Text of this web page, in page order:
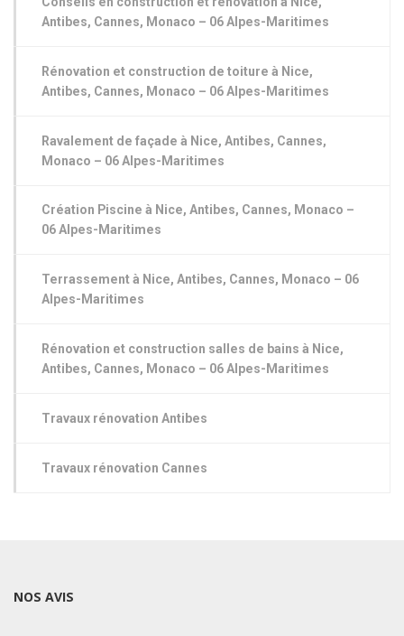
Antibes, Cannes, Monaco – 06 Alpes-Maritimes
Rénovation et construction de toiture à Nice,
Antibes, Cannes, Monaco – 06 Alpes-Maritimes
Ravalement de façade à Nice, Antibes, Cannes,
Monaco – 06 Alpes-Maritimes
Création Piscine à Nice, Antibes, Cannes, Monaco –
06 Alpes-Maritimes
Terrassement à Nice, Antibes, Cannes, Monaco – 06
Alpes-Maritimes
Rénovation et construction salles de bains à Nice,
Antibes, Cannes, Monaco – 06 Alpes-Maritimes
Travaux rénovation Antibes
Travaux rénovation Cannes
NOS AVIS